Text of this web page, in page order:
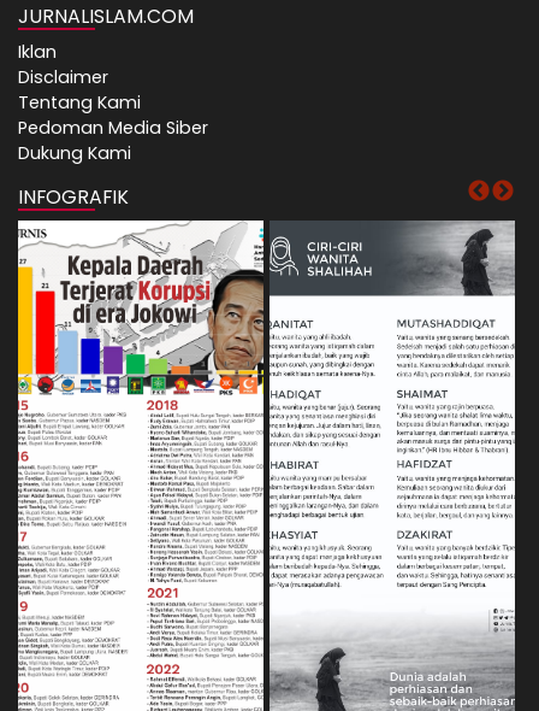
JURNALISLAM.COM
Iklan
Disclaimer
Tentang Kami
Pedoman Media Siber
Dukung Kami
INFOGRAFIK